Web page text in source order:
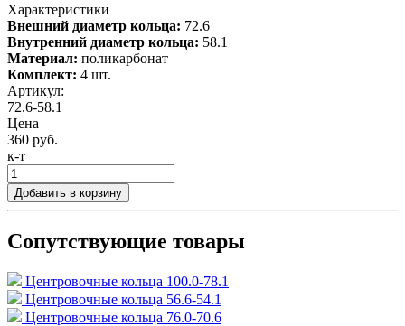
Характеристики
Внешний диаметр кольца: 72.6
Внутренний диаметр кольца: 58.1
Материал: поликарбонат
Комплект: 4 шт.
Артикул:
72.6-58.1
Цена
360 руб.
к-т
Добавить в корзину
Сопутствующие товары
Центровочные кольца 100.0-78.1
Центровочные кольца 56.6-54.1
Центровочные кольца 76.0-70.6